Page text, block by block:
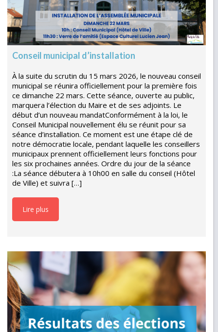
Conseil municipal d’installation
À la suite du scrutin du 15 mars 2026, le nouveau conseil
municipal se réunira officiellement pour la première fois
ce dimanche 22 mars. Cette séance, ouverte au public,
marquera l’élection du Maire et de ses adjoints. Le
début d’un nouveau mandatConformément à la loi, le
Conseil Municipal nouvellement élu se réunit pour sa
séance d’installation. Ce moment est une étape clé de
notre démocratie locale, pendant laquelle les conseillers
municipaux prennent officiellement leurs fonctions pour
les six prochaines années. Ordre du jour de la séance
:La séance débutera à 10h00 en salle du conseil (Hôtel
de Ville) et suivra […]
Lire plus